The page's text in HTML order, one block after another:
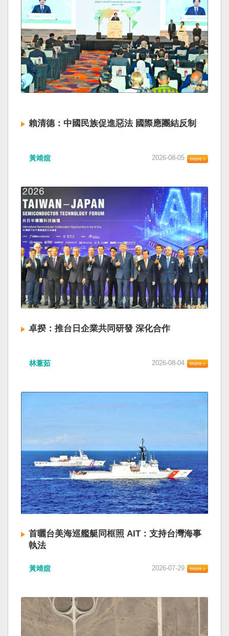
賴清德：中國民族促進惡法 國際應團結反制
黃靖媗 2026-08-05
卓揆：推台日企業共同研發 深化合作
林薏茹 2026-08-04
首曬台美海巡艦艇同框照 AIT：支持台灣海事
執法
黃靖媗 2026-07-29